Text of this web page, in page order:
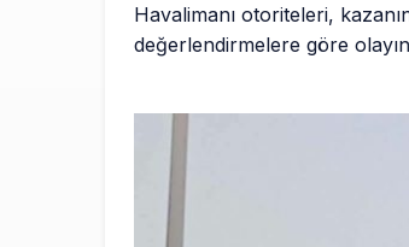
Havalimanı otoriteleri,
değerlendirmelere göre